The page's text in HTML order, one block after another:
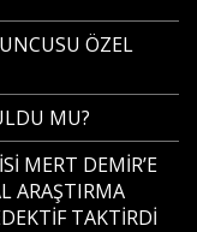
ÖZEL
MU?
MERT DEMİR’E
ARAŞTIRMA
TAKTİRDİ